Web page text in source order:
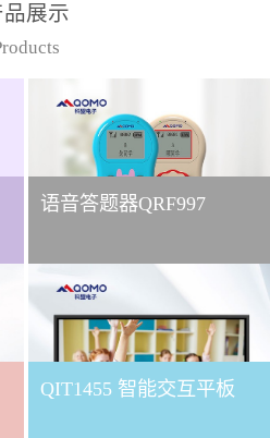
品展示
语音答题器QRF997
QIT1455 智能交互平板